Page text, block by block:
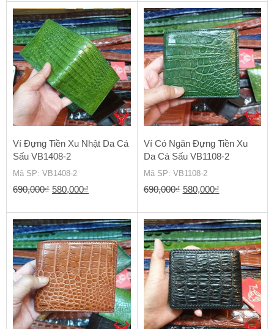
là:
900,000₫.
tại
là:
800,000₫.
Ví Đựng Tiền Xu Nhật Da Cá
Sấu VB1408-2
Mã SP: VB1408-2
690,000₫ Giá
là:
690,000₫.
580,000₫
tại
là:
580,000₫.
Ví Có Ngăn Đựng Tiền Xu
Da Cá Sấu VB1108-2
Mã SP: VB1108-2
690,000₫ Giá
là:
690,000₫.
580,000₫Giá
tại
là:
580,000₫.